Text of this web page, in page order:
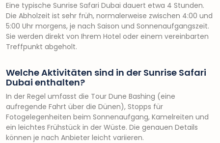
Eine typische Sunrise Safari Dubai dauert etwa 4 Stunden.
Die Abholzeit ist sehr früh, normalerweise zwischen 4:00 und
5:00 Uhr morgens, je nach Saison und Sonnenaufgangszeit.
Sie werden direkt von Ihrem Hotel oder einem vereinbarten
Treffpunkt abgeholt.
Welche Aktivitäten sind in der Sunrise Safari
Dubai enthalten?
In der Regel umfasst die Tour Dune Bashing (eine
aufregende Fahrt über die Dünen), Stopps für
Fotogelegenheiten beim Sonnenaufgang, Kamelreiten und
ein leichtes Frühstück in der Wüste. Die genauen Details
können je nach Anbieter leicht variieren.